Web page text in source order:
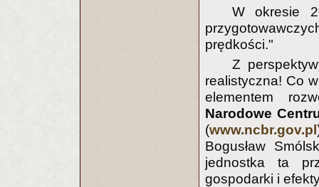
W okresie
prędkości."
Z
realistyczna! Co
elementem
Narodowe
(www.ncbr.gov.pl
Bogusław
jednostka ta
gospodarki i